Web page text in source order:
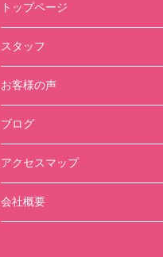
トップページ
スタッフ
お客様の声
ブログ
アクセスマップ
会社概要